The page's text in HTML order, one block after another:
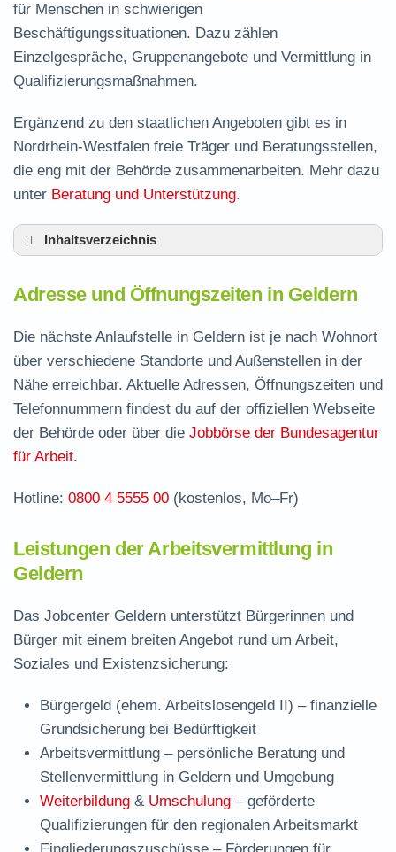
für Menschen in schwierigen
Beschäftigungssituationen. Dazu zählen
Einzelgespräche, Gruppenangebote und Vermittlung in
Qualifizierungsmaßnahmen.
Ergänzend zu den staatlichen Angeboten gibt es in
Nordrhein-Westfalen freie Träger und Beratungsstellen,
die eng mit der Behörde zusammenarbeiten. Mehr dazu
unter Beratung und Unterstützung.
Inhaltsverzeichnis
Leistungen der Arbeitsvermittlung in Geldern
Termin vereinbaren und Bürgergeld beantragen
Jobcenter Kleve – zuständige Stelle
Stellenangebote und Jobbörse in Geldern
Häufige Fragen rund ums Jobcenter
Adresse und Öffnungszeiten in Geldern
Die nächste Anlaufstelle in Geldern ist je nach Wohnort
über verschiedene Standorte und Außenstellen in der
Nähe erreichbar. Aktuelle Adressen, Öffnungszeiten und
Telefonnummern findest du auf der offiziellen Webseite
der Behörde oder über die Jobbörse der Bundesagentur
für Arbeit.
Hotline: 0800 4 5555 00 (kostenlos, Mo–Fr)
Leistungen der Arbeitsvermittlung in
Geldern
Das Jobcenter Geldern unterstützt Bürgerinnen und
Bürger mit einem breiten Angebot rund um Arbeit,
Soziales und Existenzsicherung:
Bürgergeld (ehem. Arbeitslosengeld II) – finanzielle
Grundsicherung bei Bedürftigkeit
Arbeitsvermittlung – persönliche Beratung und
Stellenvermittlung in Geldern und Umgebung
Weiterbildung & Umschulung – geförderte
Qualifizierungen für den regionalen Arbeitsmarkt